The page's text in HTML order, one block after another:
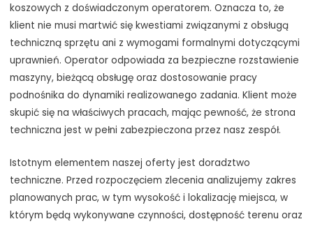
koszowych z doświadczonym operatorem. Oznacza to, że
klient nie musi martwić się kwestiami związanymi z obsługą
techniczną sprzętu ani z wymogami formalnymi dotyczącymi
uprawnień. Operator odpowiada za bezpieczne rozstawienie
maszyny, bieżącą obsługę oraz dostosowanie pracy
podnośnika do dynamiki realizowanego zadania. Klient może
skupić się na właściwych pracach, mając pewność, że strona
techniczna jest w pełni zabezpieczona przez nasz zespół.
Istotnym elementem naszej oferty jest doradztwo
techniczne. Przed rozpoczęciem zlecenia analizujemy zakres
planowanych prac, w tym wysokość i lokalizację miejsca, w
którym będą wykonywane czynności, dostępność terenu oraz